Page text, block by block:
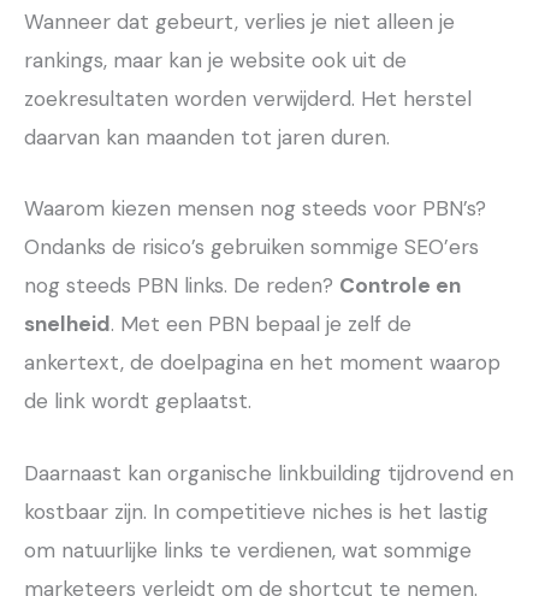
Wanneer dat gebeurt, verlies je niet alleen je
rankings, maar kan je website ook uit de
zoekresultaten worden verwijderd. Het herstel
daarvan kan maanden tot jaren duren.
Waarom kiezen mensen nog steeds voor PBN’s?
Ondanks de risico’s gebruiken sommige SEO’ers
nog steeds PBN links. De reden? Controle en
snelheid. Met een PBN bepaal je zelf de
ankertext, de doelpagina en het moment waarop
de link wordt geplaatst.
Daarnaast kan organische linkbuilding tijdrovend en
kostbaar zijn. In competitieve niches is het lastig
om natuurlijke links te verdienen, wat sommige
marketeers verleidt om de shortcut te nemen.